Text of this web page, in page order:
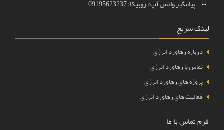
پیامگیر واتس آپ/ روبیکا: 09195623237
لینک سریع
درباره رهاورد انرژی
تماس با رهاورد انرژی
پروژه های رهاورد انرژی
فعالیت های رهاورد انرژی
فرم تماس با ما